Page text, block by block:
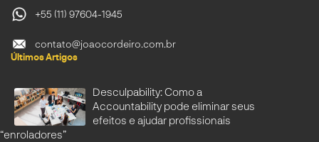
+55 (11) 97604-1945
contato@joaocordeiro.com.br
Últimos Artigos
Desculpability: Como a
Accountability pode eliminar seus
efeitos e ajudar profissionais
“enroladores”